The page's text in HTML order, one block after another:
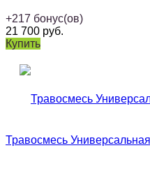
+217 бонус(ов)
21 700 руб.
Купить
Травосмесь